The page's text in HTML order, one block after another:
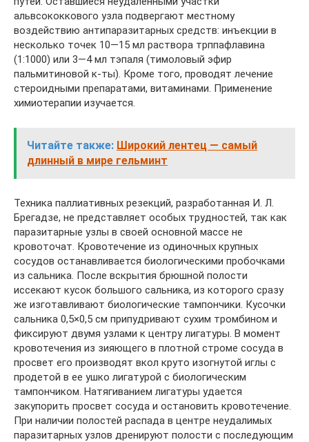
альвсококкового узла подвергают местному
воздействию антипаразитарных средств: инъекции в
несколько точек 10—15 мл раствора трппафлавина
(1:1000) или 3—4 мл тэпаля (тимоловый эфир
пальмитиновой к-ты). Кроме того, проводят лечение
стероидными препаратами, витаминами. Применение
химиотерапии изучается.
Читайте также: Широкий лентец — самый
длинный в мире гельминт
Техника паллиативных резекций, разработанная И. Л.
Брегадзе, не представляет особых трудностей, так как
паразитарные узлы в своей основной массе не
кровоточат. Кровотечение из одиночных крупных
сосудов останавливается биологическими пробочками
из сальника. После вскрытия брюшной полости
иссекают кусок большого сальника, из которого сразу
же изготавливают биологические тампончики. Кусочки
сальника 0,5×0,5 см припудривают сухим тромбином и
фиксируют двумя узлами к центру лигатуры. В момент
кровотечения из зияющего в плотной строме сосуда в
просвет его производят вкол круто изогнутой иглы с
продетой в ее ушко лигатурой с биологическим
тампончиком. Натягиванием лигатуры удается
закупорить просвет сосуда и остановить кровотечение.
При наличии полостей распада в центре неудалимых
паразитарных узлов дренируют полости с последующим